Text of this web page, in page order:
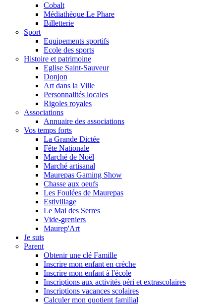
Cobalt
Médiathèque Le Phare
Billetterie
Sport
Equipements sportifs
Ecole des sports
Histoire et patrimoine
Eglise Saint-Sauveur
Donjon
Art dans la Ville
Personnalités locales
Rigoles royales
Associations
Annuaire des associations
Vos temps forts
La Grande Dictée
Fête Nationale
Marché de Noël
Marché artisanal
Maurepas Gaming Show
Chasse aux oeufs
Les Foulées de Maurepas
Estivillage
Le Mai des Serres
Vide-greniers
Maurep'Art
Je suis
Parent
Obtenir une clé Famille
Inscrire mon enfant en crèche
Inscrire mon enfant à l'école
Inscriptions aux activités péri et extrascolaires
Inscriptions vacances scolaires
Calculer mon quotient familial